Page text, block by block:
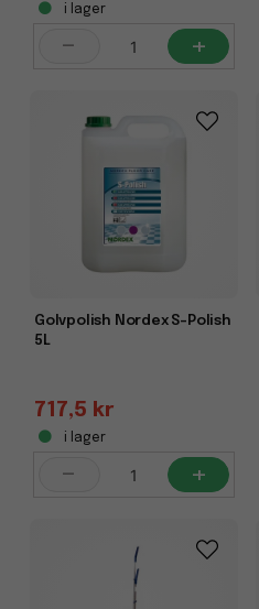
i lager
- +
Golvpolish Nordex S-Polish
5L
717,5 kr
i lager
- +